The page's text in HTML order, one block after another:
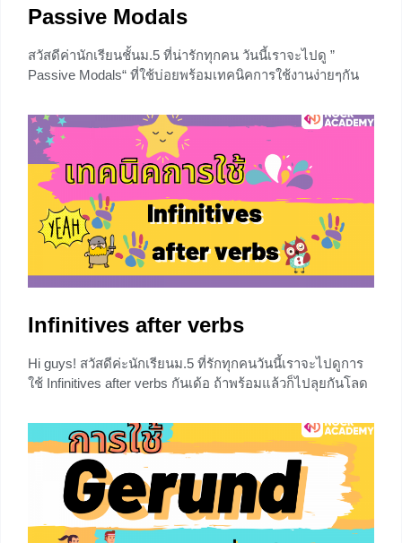
Passive Modals
สวัสดีค่านักเรียนชั้นม.5 ที่น่ารักทุกคน วันนี้เราจะไปดู ”
Passive Modals“ ที่ใช้บ่อยพร้อมเทคนิคการใช้งานง่ายๆกัน
Passive Modals หรือ Modal Verbs in the Passive Voice คือ
Infinitives after verbs
Hi guys! สวัสดีค่ะนักเรียนม.5 ที่รักทุกคนวันนี้เราจะไปดูการ
ใช้ Infinitives after verbs กันเด้อ ถ้าพร้อมแล้วก็ไปลุยกันโลด
คือ กริยารูปแบบที่ไม่ผัน ไม่เติมอะไรใดๆเลย ที่นำหน้าด้วย
to (Infinitive with “to” หรือ
0